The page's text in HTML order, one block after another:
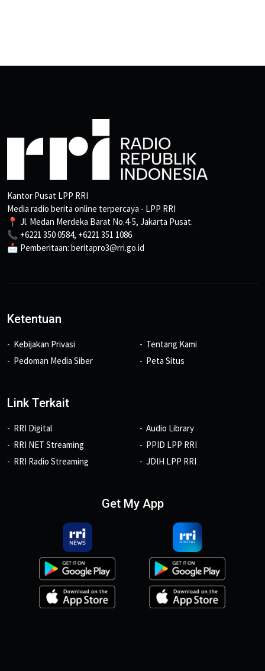
Kantor Pusat LPP RRI
Media radio berita online terpercaya - LPP RRI
📍 Jl. Medan Merdeka Barat No.4-5, Jakarta Pusat.
📞 +6221 350 0584, +6221 351 1086
📩 Pemberitaan: beritapro3@rri.go.id
Ketentuan
Kebijakan Privasi
Pedoman Media Siber
Tentang Kami
Peta Situs
Link Terkait
RRI Digital
RRI NET Streaming
RRI Radio Streaming
Audio Library
PPID LPP RRI
JDIH LPP RRI
Get My App